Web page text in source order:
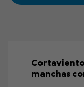
manchas